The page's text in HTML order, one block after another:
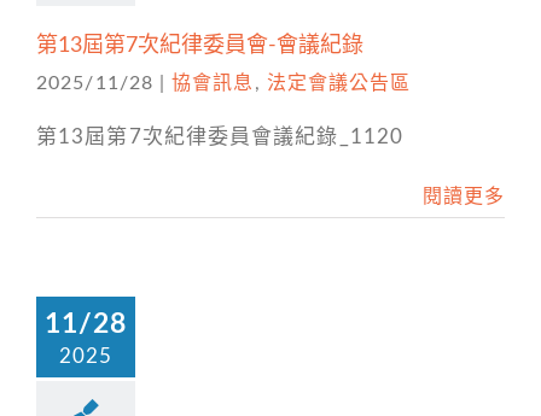
第13屆第7次紀律委員會-會議紀錄
2025/11/28 協會訊息 , 法定會議公告區
第13屆第7次紀律委員會議紀錄_1120
閱讀更多
11/28
2025